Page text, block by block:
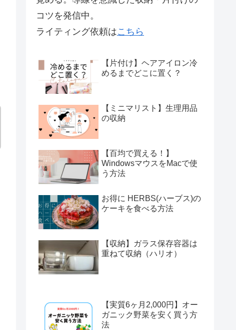
コツを発信中。
ライティング依頼はこちら
【片付け】ヘアアイロン冷
めるまでどこに置く？
【ミニマリスト】生理用品
の収納
【百均で買える！】
WindowsマウスをMacで使
う方法
お得に HERBS(ハーブス)の
ケーキを食べる方法
【収納】ガラス保存容器は
重ねて収納（ハリオ）
【実質6ヶ月2,000円】オー
ガニック野菜を安く買う方
法